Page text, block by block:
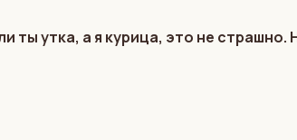
ты утка, а я курица, это не